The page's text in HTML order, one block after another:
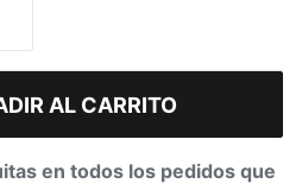
AL CARRITO
en todos los pedidos que